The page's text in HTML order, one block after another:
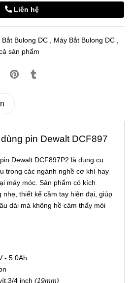
Liên hệ
Bắt Bulong DC Máy Bắt Bulong DC
sản phẩm
pin Dewalt DCF897
Dewalt DCF897P2 là dụng cụ
trong các ngành nghề cơ khí hay
máy móc. Sản phẩm có kích
thiết kế cầm tay hiện đại, giúp
dài mà không hề cảm thấy mỏi
- 5.0Ah
4 inch (19mm)